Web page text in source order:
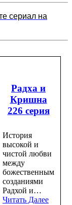
сериал на
Радха и
Кришна
226 серия
История
высокой и
чистой любви
между
божественным
созданиями
Радхой и…
Читать Далее